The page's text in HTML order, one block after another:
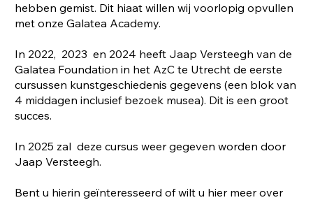
hebben gemist. Dit hiaat willen wij voorlopig opvullen
met onze Galatea Academy.
In 2022, 2023 en 2024 heeft Jaap Versteegh van de
Galatea Foundation in het AzC te Utrecht de eerste
cursussen kunstgeschiedenis gegevens (een blok van
4 middagen inclusief bezoek musea). Dit is een groot
succes.
In 2025 zal deze cursus weer gegeven worden door
Jaap Versteegh.
Bent u hierin geïnteresseerd of wilt u hier meer over